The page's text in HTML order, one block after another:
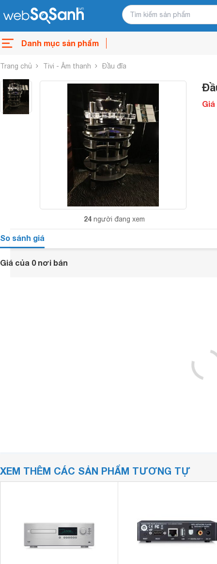
Danh mục sản phẩm
Trang chủ Tivi - Âm thanh Đầu đĩa
24 người đang xem
So sánh giá
Giá của 0 nơi bán
XEM THÊM CÁC SẢN PHẨM TƯƠNG TỰ